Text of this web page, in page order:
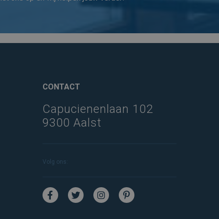
CONTACT
Capucienenlaan 102
9300 Aalst
Volg ons: